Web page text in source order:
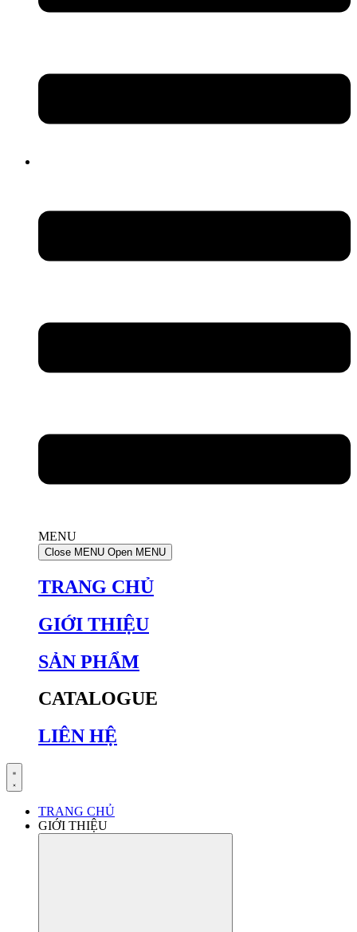
MENU
Close MENU Open MENU
TRANG CHỦ
GIỚI THIỆU
SẢN PHẨM
CATALOGUE
LIÊN HỆ
TRANG CHỦ
GIỚI THIỆU